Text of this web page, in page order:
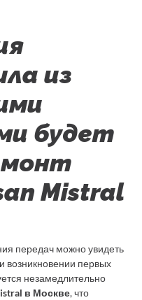
из
будет
Mistral
передач можно увидеть
возникновении первых
незамедлительно
в Москве, что